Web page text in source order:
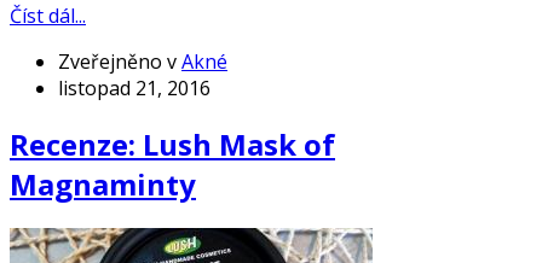
Číst dál...
Zveřejněno vAkné
listopad 21, 2016
Recenze: Lush Mask of
Magnaminty